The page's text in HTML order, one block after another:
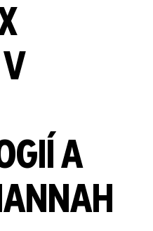
A